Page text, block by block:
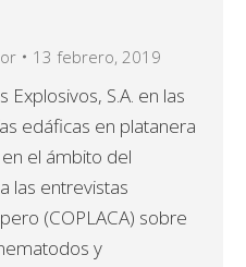
13 febrero, 2019
Explosivos, S.A. en las
edáficas en platanera
el ámbito del
las entrevistas
(COPLACA) sobre
y